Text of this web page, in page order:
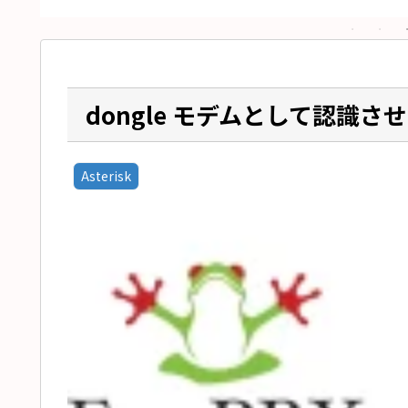
dongle モデムとして認識さ
Asterisk